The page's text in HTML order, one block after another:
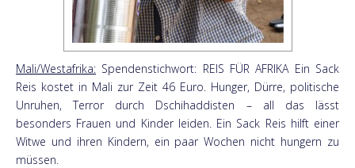
Mali/Westafrika: Spendenstichwort: REIS FÜR AFRIKA Ein Sack
Reis kostet in Mali zur Zeit 46 Euro. Hunger, Dürre, politische
Unruhen, Terror durch Dschihaddisten – all das lässt
besonders Frauen und Kinder leiden. Ein Sack Reis hilft einer
Witwe und ihren Kindern, ein paar Wochen nicht hungern zu
müssen.